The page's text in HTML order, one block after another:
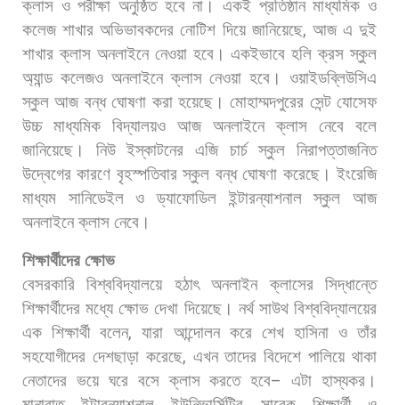
ক্লাস ও পরীক্ষা অনুষ্ঠিত হবে না। একই প্রতিষ্ঠান মাধ্যমিক ও
কলেজ শাখার অভিভাবকদের নোটিশ দিয়ে জানিয়েছে, আজ এ দুই
শাখার ক্লাস অনলাইনে নেওয়া হবে। একইভাবে হলি ক্রস স্কুল
অ্যান্ড কলেজও অনলাইনে ক্লাস নেওয়া হবে।
ওয়াইডব্লিউসিএ
স্কুল আজ বন্ধ ঘোষণা করা হয়েছে। মোহাম্মদপুরের সেন্ট যোসেফ
উচ্চ
মাধ্যমিক বিদ্যালয়ও আজ অনলাইনে ক্লাস নেবে
বলে
জানিয়েছে।
নিউ ইস্কাটনের এজি চার্চ স্কুল
নিরাপত্তাজনিত
উদ্বেগের কারণে বৃহস্পতিবার স্কুল বন্ধ ঘোষণা করেছে। ইংরেজি
মাধ্যম
সানিডেইল ও ড্যাফোডিল ইন্টারন্যাশনাল স্কুল
আজ
অনলাইনে ক্লাস নেবে।
শিক্ষার্থীদের ক্ষোভ
বেসরকারি
বিশ্ববিদ্যালয়ে হঠাৎ অনলাইন ক্লাসের
সিদ্ধান্তে
শিক্ষার্থীদের মধ্যে ক্ষোভ দেখা দিয়েছে। নর্থ সাউথ বিশ্ববিদ্যালয়ের
এক শিক্ষার্থী বলেন,যারা আন্দোলন করে শেখ হাসিনা ও তাঁর
সহযোগীদের দেশছাড়া করেছে, এখন তাদের বিদেশে পালিয়ে থাকা
নেতাদের ভয়ে ঘরে বসে ক্লাস করতে হবে–এটা হাস্যকর।